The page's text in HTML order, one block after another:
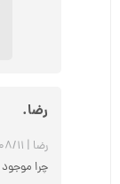
رضا.
رضا | ۰۱/
چرا